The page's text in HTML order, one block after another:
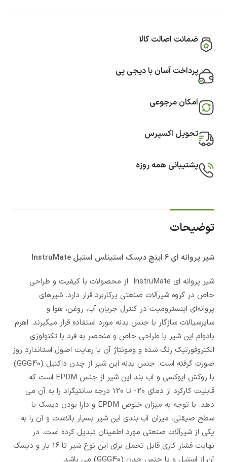
ضمانت اصالت کالا
پرداخت آسان با دیجی پی
امکان مرجوعی
تحویل اکسپرس
پشتیبانی همه روزه
توضیحات
شیر پروانه ای 6 اینچ دیسک استینلس استیل InstruMate
شیر پروانه ای InstruMate از محصولات با کیفیت و طراحی
خاص در گروه شیرآلات صنعتی پرکاربرد قرار دارد. شیر­های
پروانه‌ای اینسترومیت در کنترل جریان آب، روغن، هوا و
سایرسیالات سازگار با جنس بدنه مورد استفاده قرار میگیرند. اهرم
بادوام این شیر با طراحی خاص و منحصر به فرد با تکنولوژی
الکتروفورتیک رنگ شده و ومونتاژ آن با رعایت اصول استاندارد روز
صورت گرفته است. جنس بدنه این شیر از چدن داکتیل (GGG40)
با روکش اپوکسی و آب بند این شیر از جنس EPDM است که
قابلیت کارکرد از دمای 20- تا 120 درجه سانتیگراد را به آن می
دهد. با توجه به میزان خلوص EPDM و دارا بودن دیسک با
سطح صیقلی، میزان آب بندی این شیر بسیار بالاست و آن را به
یکی از شیرآلات صنعتی مورد اطمینان تبدیل کرده است. در
نهایت فشار کاری قابل تحمل برای این نوع شیر تا 16 بار و دیسک
آن از استیل و یا جنس چدن (GGG40) می باشد.